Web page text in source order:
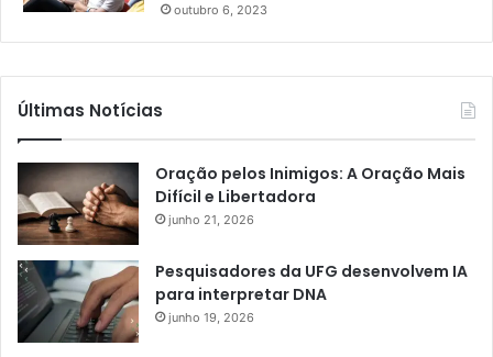
outubro 6, 2023
Últimas Notícias
Oração pelos Inimigos: A Oração Mais
Difícil e Libertadora
junho 21, 2026
Pesquisadores da UFG desenvolvem IA
para interpretar DNA
junho 19, 2026